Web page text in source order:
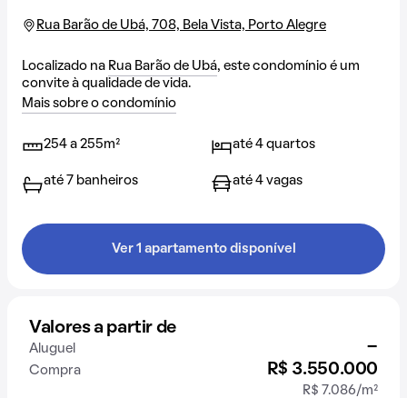
Rua Barão de Ubá, 708, Bela Vista, Porto Alegre
Localizado na Rua Barão de Ubá, este condomínio é um
convite à qualidade de vida.
Mais sobre o condomínio
254 a 255m² até 4 quartos
até 7 banheiros até 4 vagas
Ver 1 apartamento disponível
Valores a partir de
Aluguel -
Compra R$ 3.550.000
R$ 7.086/m²